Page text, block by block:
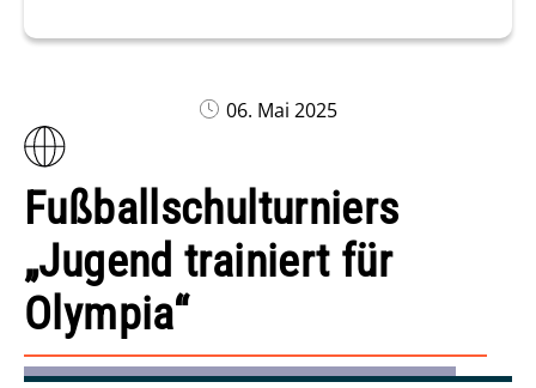
06. Mai 2025
Fußballschulturniers
„Jugend trainiert für
Olympia“